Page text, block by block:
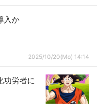
入か
2025/10/20(Mo) 14:14
功労者に